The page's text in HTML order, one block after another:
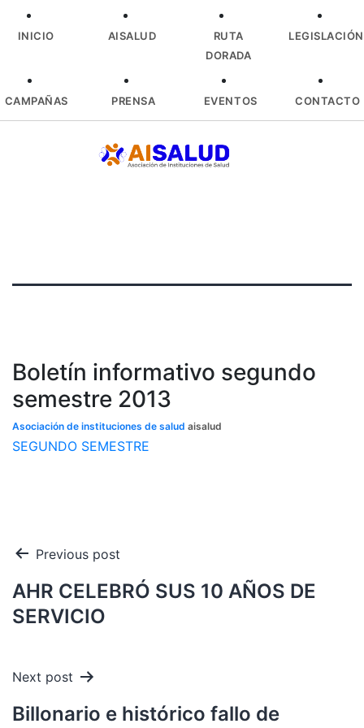
INICIO AISALUD
RUTA
DORADA
LEGISLACIÓN
CAMPAÑAS PRENSA EVENTOS CONTACTO
Boletín informativo segundo
semestre 2013
Asociación de instituciones de salud aisalud
SEGUNDO SEMESTRE
Navegación
de
entradas
Previous post
AHR CELEBRÓ SUS 10 AÑOS DE
SERVICIO
Next post
Billonario e histórico fallo de